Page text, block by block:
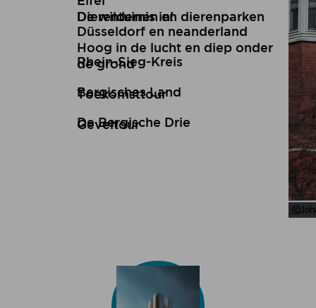
De wildernis in!
Hoog in de lucht en diep onder
de grond
Toekomsttour
Geveltour
Düsseldorf en neanderland
Rhein-Sieg-Kreis
Bergisches Land
De Bergische Drie
Dierentuinen en dierenparken